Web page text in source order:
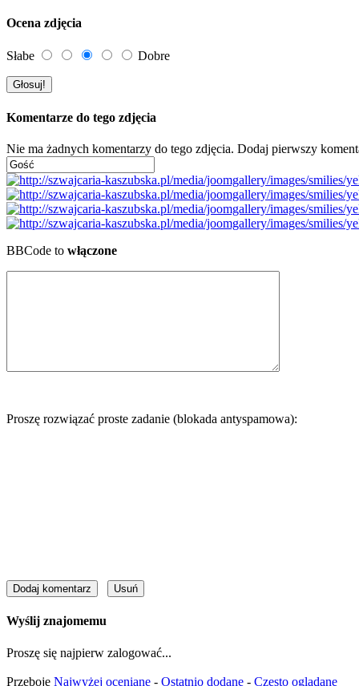
Ocena zdjęcia
Słabe Dobre
Komentarze do tego zdjęcia
Nie ma żadnych komentarzy do tego zdjęcia. Dodaj pierwszy
BBCode to włączone
Proszę rozwiązać proste zadanie (blokada antyspamowa):
Wyślij znajomemu
Proszę się najpierw zalogować...
Przeboje Najwyżej oceniane - Ostatnio dodane - Często oglądane